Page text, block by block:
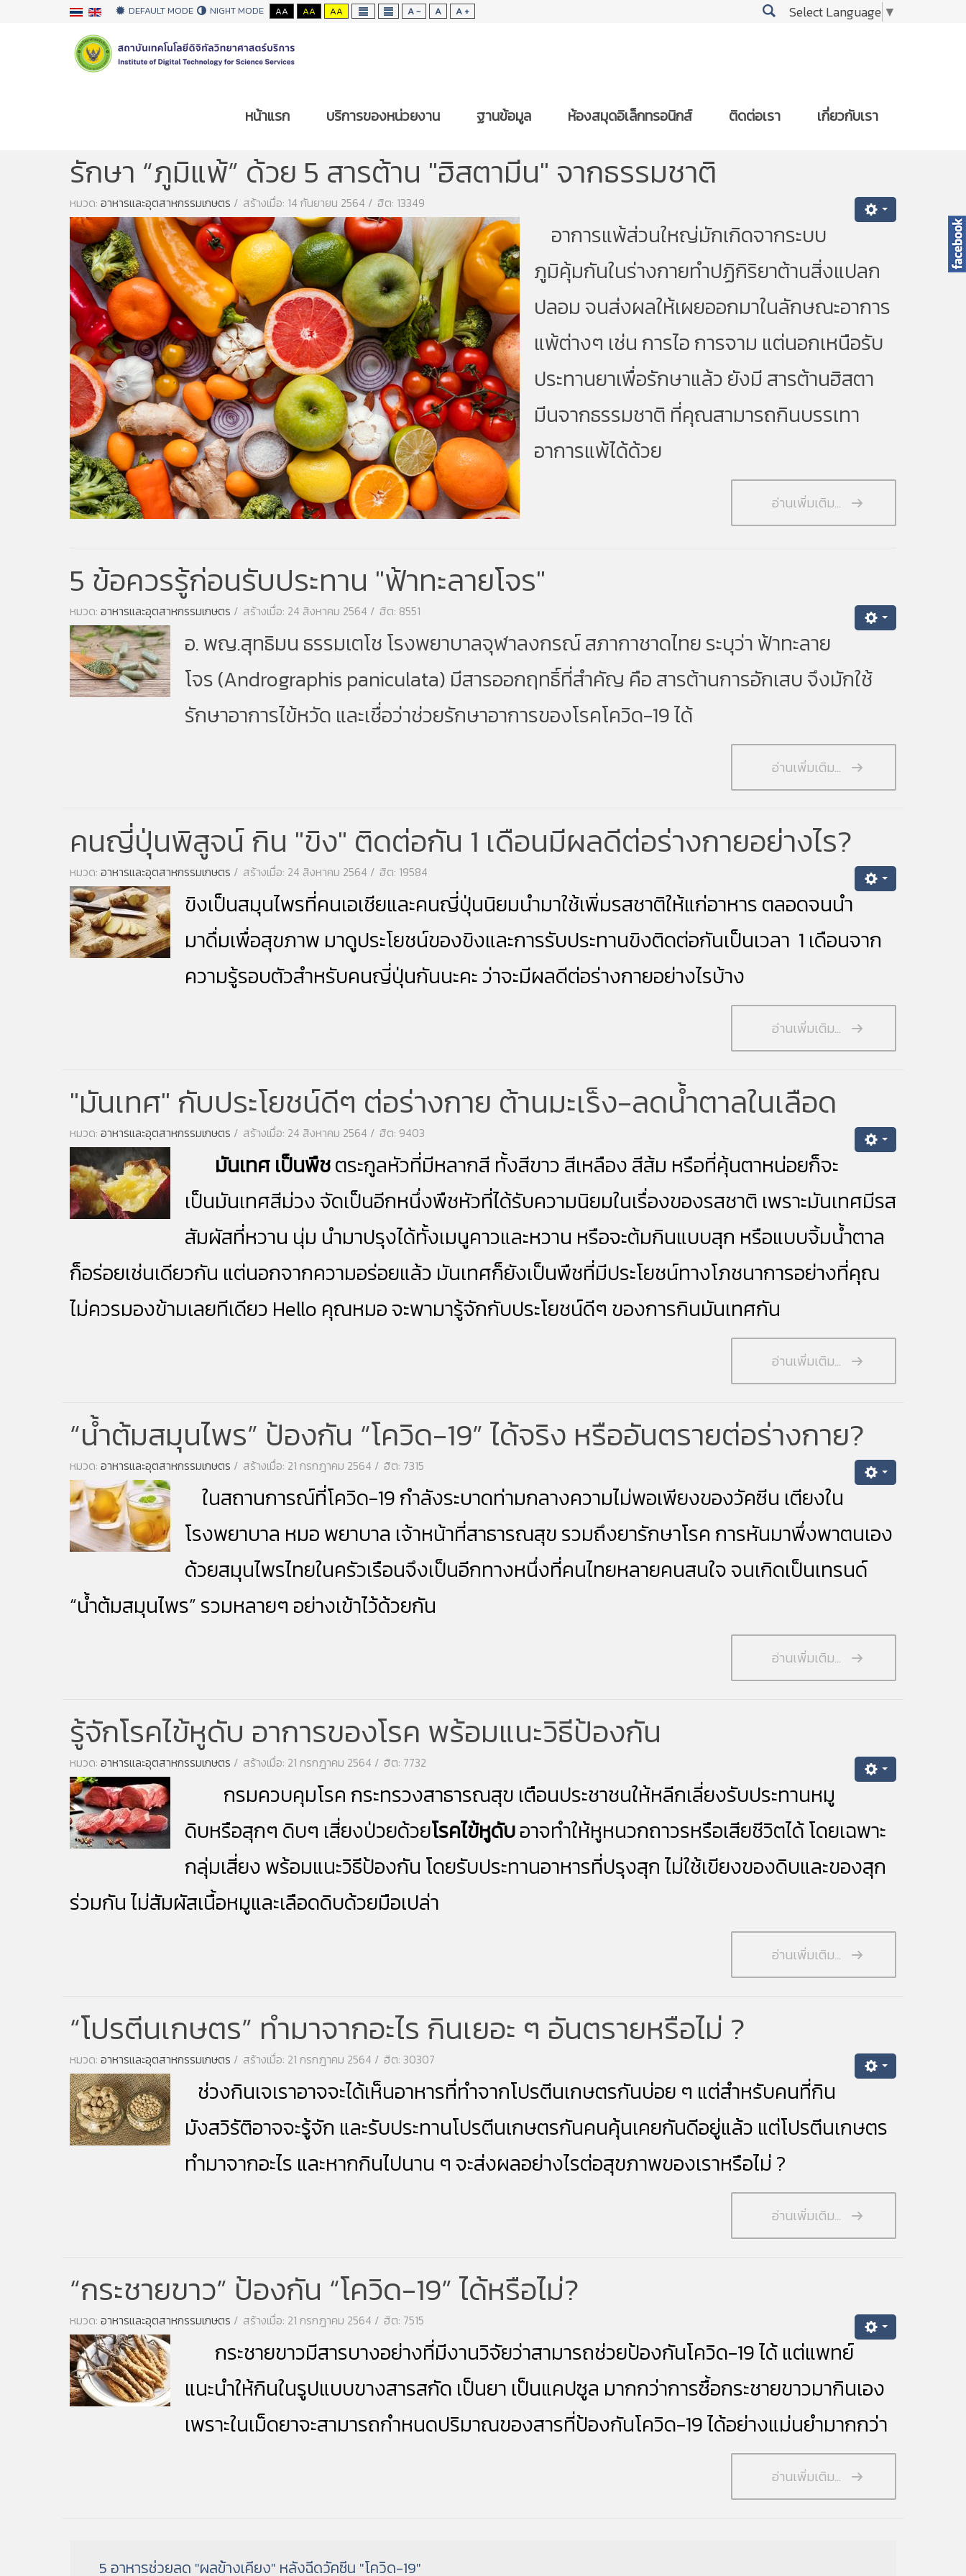
DEFAULT MODE NIGHT MODE AA AA AA A - A A + Select Language ▼
หน้าแรก บริการของหน่วยงาน ฐานข้อมูล ห้องสมุดอิเล็กทรอนิกส์ ติดต่อเรา เกี่ยวกับเรา
อาหารและอุตสาหกรรมเกษตร คำถาม & คำตอบ
รักษา “ภูมิแพ้” ด้วย 5 สารต้าน "ฮิสตามีน" จากธรรมชาติ
หมวด: อาหารและอุตสาหกรรมเกษตร สร้างเมื่อ: 14 กันยายน 2564 ฮิต: 13349
อาการแพ้ส่วนใหญ่มักเกิดจากระบบ
ภูมิคุ้มกันในร่างกายทำปฏิกิริยาต้านสิ่งแปลก
ปลอม จนส่งผลให้เผยออกมาในลักษณะอาการ
แพ้ต่างๆ เช่น การไอ การจาม แต่นอกเหนือรับ
ประทานยาเพื่อรักษาแล้ว ยังมี สารต้านฮิสตา
มีนจากธรรมชาติ ที่คุณสามารถกินบรรเทา
อาการแพ้ได้ด้วย
อ่านเพิ่มเติม...
5 ข้อควรรู้ก่อนรับประทาน "ฟ้าทะลายโจร"
หมวด: อาหารและอุตสาหกรรมเกษตร สร้างเมื่อ: 24 สิงหาคม 2564 ฮิต: 8551
อ. พญ.สุทธิมน ธรรมเตโช โรงพยาบาลจุฬาลงกรณ์ สภากาชาดไทย ระบุว่าฟ้าทะลาย
โจร(Andrographis paniculata) มีสารออกฤทธิ์ที่สำคัญ คือ สารต้านการอักเสบ จึงมักใช้
รักษาอาการไข้หวัด และเชื่อว่าช่วยรักษาอาการของโรคโควิด-19 ได้
อ่านเพิ่มเติม...
คนญี่ปุ่นพิสูจน์ กิน "ขิง" ติดต่อกัน 1 เดือนมีผลดีต่อร่างกายอย่างไร?
หมวด: อาหารและอุตสาหกรรมเกษตร สร้างเมื่อ: 24 สิงหาคม 2564 ฮิต: 19584
ขิงเป็นสมุนไพรที่คนเอเชียและคนญี่ปุ่นนิยมนำมาใช้เพิ่มรสชาติให้แก่อาหาร ตลอดจนนำ
มาดื่มเพื่อสุขภาพ มาดูประโยชน์ของขิงและการรับประทานขิงติดต่อกันเป็นเวลา 1 เดือนจาก
ความรู้รอบตัวสำหรับคนญี่ปุ่นกันนะคะ ว่าจะมีผลดีต่อร่างกายอย่างไรบ้าง
อ่านเพิ่มเติม...
"มันเทศ" กับประโยชน์ดีๆ ต่อร่างกาย ต้านมะเร็ง-ลดน้ำตาลในเลือด
หมวด: อาหารและอุตสาหกรรมเกษตร สร้างเมื่อ: 24 สิงหาคม 2564 ฮิต: 9403
มันเทศเป็นพืชตระกูลหัวที่มีหลากสี ทั้งสีขาว สีเหลือง สีส้ม หรือที่คุ้นตาหน่อยก็จะ
เป็นมันเทศสีม่วง จัดเป็นอีกหนึ่งพืชหัวที่ได้รับความนิยมในเรื่องของรสชาติ เพราะมันเทศมีรส
สัมผัสที่หวาน นุ่ม นำมาปรุงได้ทั้งเมนูคาวและหวาน หรือจะต้มกินแบบสุก หรือแบบจิ้มน้ำตาล
ก็อร่อยเช่นเดียวกัน แต่นอกจากความอร่อยแล้ว มันเทศก็ยังเป็นพืชที่มีประโยชน์ทางโภชนาการอย่างที่คุณ
ไม่ควรมองข้ามเลยทีเดียว Hello คุณหมอ จะพามารู้จักกับประโยชน์ดีๆ ของการกินมันเทศกัน
อ่านเพิ่มเติม...
“น้ำต้มสมุนไพร” ป้องกัน “โควิด-19” ได้จริง หรืออันตรายต่อร่างกาย?
หมวด: อาหารและอุตสาหกรรมเกษตร สร้างเมื่อ: 21 กรกฎาคม 2564 ฮิต: 7315
ในสถานการณ์ที่โควิด-19 กำลังระบาดท่ามกลางความไม่พอเพียงของวัคซีน เตียงใน
โรงพยาบาล หมอ พยาบาล เจ้าหน้าที่สาธารณสุข รวมถึงยารักษาโรค การหันมาพึ่งพาตนเอง
ด้วยสมุนไพรไทยในครัวเรือนจึงเป็นอีกทางหนึ่งที่คนไทยหลายคนสนใจ จนเกิดเป็นเทรนด์
“น้ำต้มสมุนไพร” รวมหลายๆ อย่างเข้าไว้ด้วยกัน
อ่านเพิ่มเติม...
รู้จักโรคไข้หูดับ อาการของโรค พร้อมแนะวิธีป้องกัน
หมวด: อาหารและอุตสาหกรรมเกษตร สร้างเมื่อ: 21 กรกฎาคม 2564 ฮิต: 7732
กรมควบคุมโรค กระทรวงสาธารณสุข เตือนประชาชนให้หลีกเลี่ยงรับประทานหมู
ดิบหรือสุกๆ ดิบๆ เสี่ยงป่วยด้วยโรคไข้หูดับอาจทำให้หูหนวกถาวรหรือเสียชีวิตได้ โดยเฉพาะ
กลุ่มเสี่ยง พร้อมแนะวิธีป้องกัน โดยรับประทานอาหารที่ปรุงสุก ไม่ใช้เขียงของดิบและของสุก
ร่วมกัน ไม่สัมผัสเนื้อหมูและเลือดดิบด้วยมือเปล่า
อ่านเพิ่มเติม...
“โปรตีนเกษตร” ทำมาจากอะไร กินเยอะ ๆ อันตรายหรือไม่ ?
หมวด: อาหารและอุตสาหกรรมเกษตร สร้างเมื่อ: 21 กรกฎาคม 2564 ฮิต: 30307
ช่วงกินเจเราอาจจะได้เห็นอาหารที่ทำจากโปรตีนเกษตรกันบ่อย ๆ แต่สำหรับคนที่กิน
มังสวิรัติอาจจะรู้จัก และรับประทานโปรตีนเกษตรกันคนคุ้นเคยกันดีอยู่แล้ว แต่โปรตีนเกษตร
ทำมาจากอะไร และหากกินไปนาน ๆ จะส่งผลอย่างไรต่อสุขภาพของเราหรือไม่ ?
อ่านเพิ่มเติม...
“กระชายขาว” ป้องกัน “โควิด-19” ได้หรือไม่?
หมวด: อาหารและอุตสาหกรรมเกษตร สร้างเมื่อ: 21 กรกฎาคม 2564 ฮิต: 7515
กระชายขาวมีสารบางอย่างที่มีงานวิจัยว่าสามารถช่วยป้องกันโควิด-19 ได้ แต่แพทย์
แนะนำให้กินในรูปแบบขางสารสกัด เป็นยา เป็นแคปซูล มากกว่าการซื้อกระชายขาวมากินเอง
เพราะในเม็ดยาจะสามารถกำหนดปริมาณของสารที่ป้องกันโควิด-19ได้อย่างแม่นยำมากกว่า
อ่านเพิ่มเติม...
5 อาหารช่วยลด "ผลข้างเคียง" หลังฉีดวัคซีน "โควิด-19"